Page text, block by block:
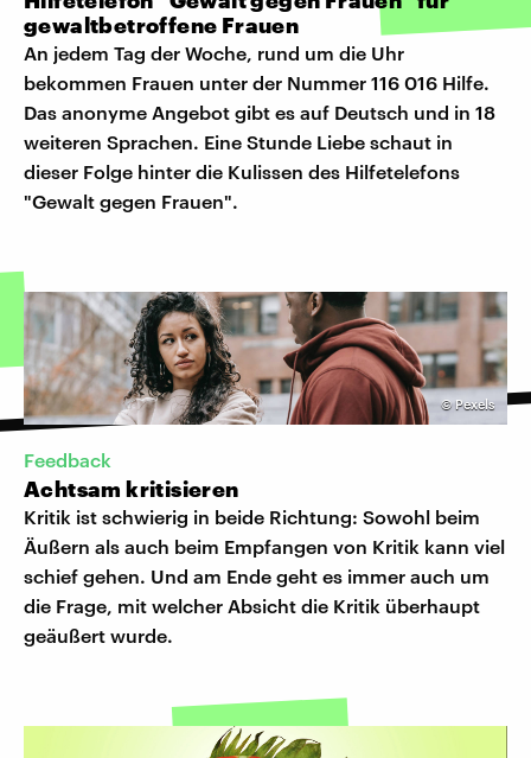
gewaltbetroffene Frauen
An jedem Tag der Woche, rund um die Uhr
bekommen Frauen unter der Nummer 116 016 Hilfe.
Das anonyme Angebot gibt es auf Deutsch und in 18
weiteren Sprachen. Eine Stunde Liebe schaut in
dieser Folge hinter die Kulissen des Hilfetelefons
"Gewalt gegen Frauen".
©Pexels
Feedback
Achtsam kritisieren
Kritik ist schwierig in beide Richtung: Sowohl beim
Äußern als auch beim Empfangen von Kritik kann viel
schief gehen. Und am Ende geht es immer auch um
die Frage, mit welcher Absicht die Kritik überhaupt
geäußert wurde.